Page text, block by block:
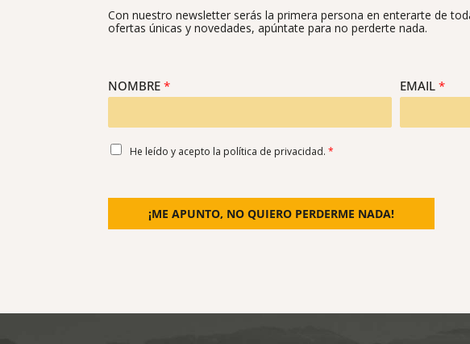
Con nuestro newsletter serás la primera persona en enterarte de
ofertas únicas y novedades, apúntate para no perderte nada.
NOMBRE * EMAIL*
A
E
D
He leído y acepto la política de privacidad. *
¡ME APUNTO, NO QUIERO PERDERME NADA!